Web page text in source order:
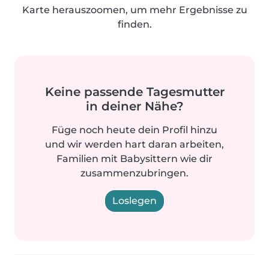
Karte herauszoomen, um mehr Ergebnisse zu
finden.
Keine passende Tagesmutter
in deiner Nähe?
Füge noch heute dein Profil hinzu
und wir werden hart daran arbeiten,
Familien mit Babysittern wie dir
zusammenzubringen.
Loslegen